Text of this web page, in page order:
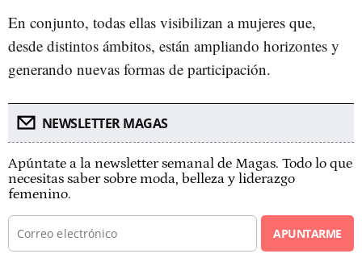
En conjunto, todas ellas visibilizan a mujeres que,
desde distintos ámbitos, están ampliando horizontes y
generando nuevas formas de participación.
NEWSLETTER MAGAS
Apúntate a la newsletter semanal de Magas. Todo lo que
necesitas saber sobre moda, belleza y liderazgo
femenino.
APUNTARME